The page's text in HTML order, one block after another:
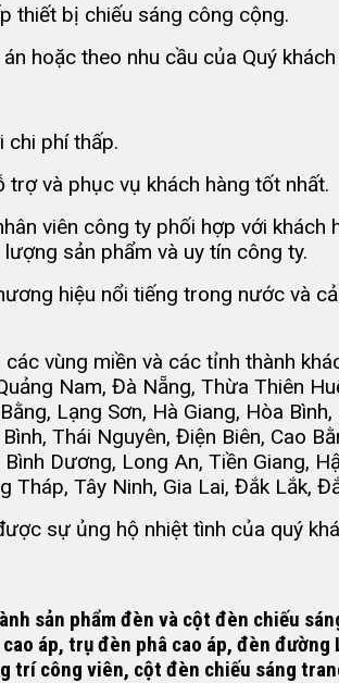
thiết bị chiếu sáng công cộng.
hoặc theo nhu cầu của Quý
chi phí thấp.
và phục vụ khách hàng tốt nhất.
viên công ty phối hợp với
sản phẩm và uy tín công ty.
hiệu nổi tiếng trong nước và
vùng miền và các tỉnh thành
Nam, Đà Nẵng, Thừa Thiên
Lạng Sơn, Hà Giang, Hòa
Thái Nguyên, Điện Biên, Cao
Dương, Long An, Tiền Giang,
Tháp, Tây Ninh, Gia Lai, Đắk Lắk,
sự ủng hộ nhiệt tình của quý
sản phẩm đèn và cột đèn chiếu
áp, trụ đèn phâ cao áp, đèn đường
công viên, cột đèn chiếu sáng